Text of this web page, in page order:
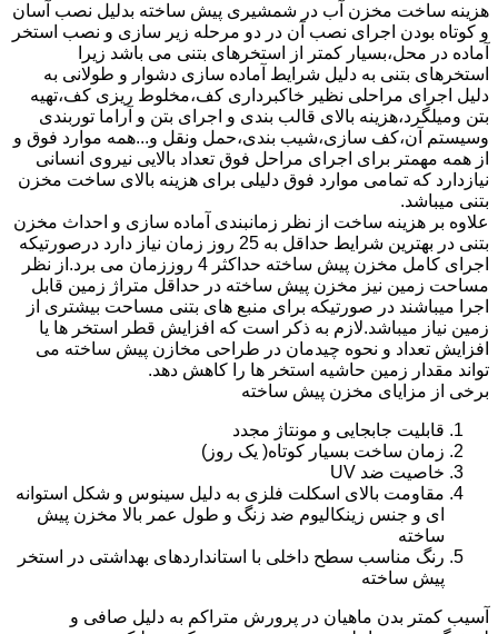
هزینه ساخت مخزن آب در شمشیری پیش ساخته بدلیل نصب آسان
و کوتاه بودن اجرای نصب آن در دو مرحله زیر سازی و نصب استخر
آماده در محل،بسیار کمتر از استخرهای بتنی می باشد زیرا
استخرهای بتنی به دلیل شرایط آماده سازی دشوار و طولانی به
دلیل اجرای مراحلی نظیر خاکبرداری کف،مخلوط ریزی کف،تهیه
بتن ومیلگرد،هزینه بالای قالب بندی و اجرای بتن و آراما توربندی
وسیستم آن،کف سازی،شیب بندی،حمل ونقل و...همه موارد فوق و
از همه مهمتر برای اجرای مراحل فوق تعداد بالایی نیروی انسانی
نیازدارد که تمامی موارد فوق دلیلی برای هزینه بالای ساخت مخزن
بتنی میباشد.
علاوه بر هزینه ساخت از نظر زمانبندی آماده سازی و احداث مخزن
بتنی در بهترین شرایط حداقل به 25 روز زمان نیاز دارد درصورتیکه
اجرای کامل مخزن پیش ساخته حداکثر 4 روززمان می برد.از نظر
مساحت زمین نیز مخزن پیش ساخته در حداقل متراژ زمین قابل
اجرا میباشند در صورتیکه برای منبع های بتنی مساحت بیشتری از
زمین نیاز میباشد.لازم به ذکر است که افزایش قطر استخر ها یا
افزایش تعداد و نحوه چیدمان در طراحی مخازن پیش ساخته می
تواند مقدار زمین حاشیه استخر ها را کاهش دهد.
برخی از مزایای مخزن پیش ساخته
قابلیت جابجایی و مونتاژ مجدد
زمان ساخت بسیار کوتاه( یک روز)
خاصیت ضد UV
مقاومت بالای اسکلت فلزی به دلیل سینوس و شکل استوانه
ای و جنس زینکالیوم ضد زنگ و طول عمر بالا مخزن پیش
ساخته
رنگ مناسب سطح داخلی با استانداردهای بهداشتی در استخر
پیش ساخته
آسیب کمتر بدن ماهیان در پرورش متراکم به دلیل صافی و